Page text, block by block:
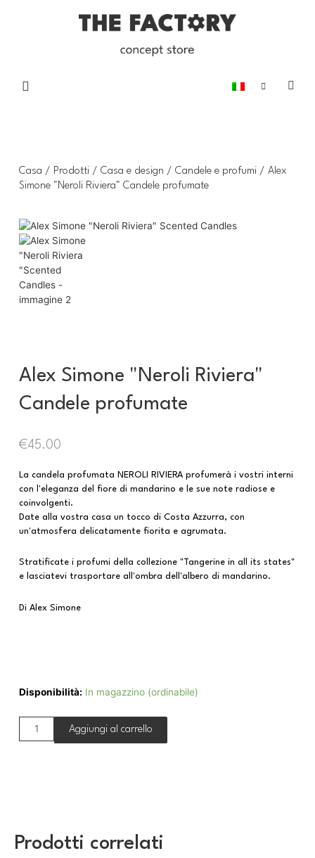
Casa / Prodotti / Casa e design / Candele e profumi / Alex
Simone "Neroli Riviera" Candele profumate
Alex Simone "Neroli Riviera"
Candele profumate
€45.00
La candela profumata NEROLI RIVIERA profumerà i vostri interni
con l'eleganza del fiore di mandarino e le sue note radiose e
coinvolgenti.
Date alla vostra casa un tocco di Costa Azzurra, con
un'atmosfera delicatamente fiorita e agrumata.
Stratificate i profumi della collezione "Tangerine in all its states"
e lasciatevi trasportare all'ombra dell'albero di mandarino.
Di Alex Simone
Disponibilità: In magazzino (ordinabile)
Aggiungi al carrello
Prodotti correlati